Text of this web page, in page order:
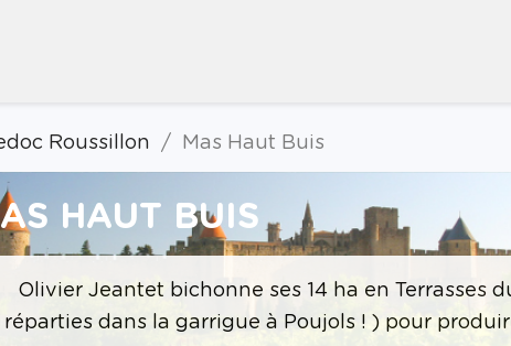
Roussillon Mas Haut Buis
HAUT BUIS
Olivier Jeantet bichonne ses 14 ha en Terrasses
réparties dans la garrigue à Poujols ! ) pour